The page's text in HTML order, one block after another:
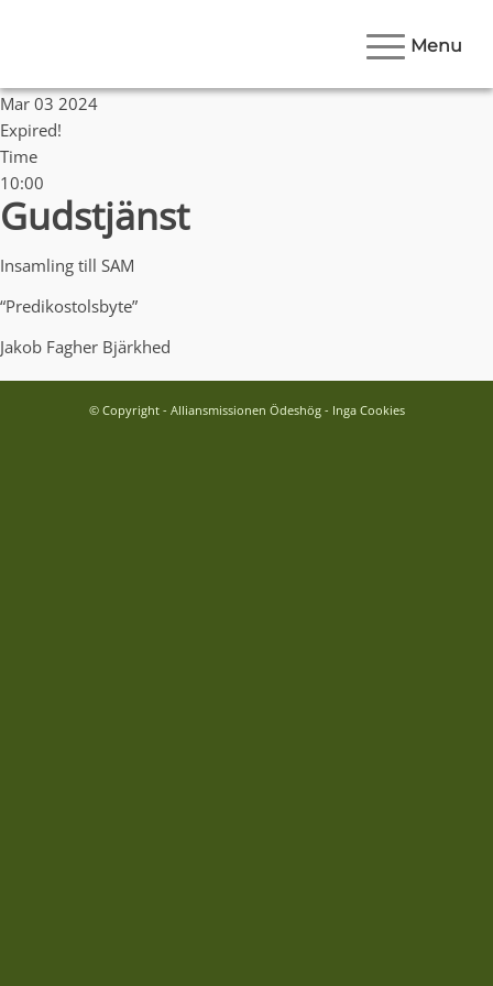
Menu
Mar 03 2024
Expired!
Time
10:00
Gudstjänst
Insamling till SAM
“Predikostolsbyte”
Jakob Fagher Bjärkhed
© Copyright - Alliansmissionen Ödeshög - Inga Cookies